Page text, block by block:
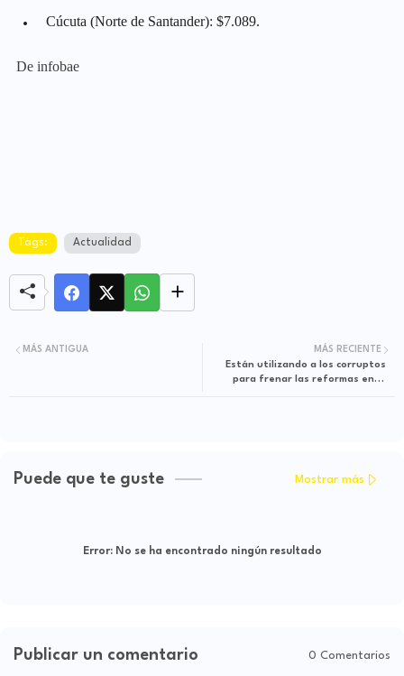
Cúcuta (Norte de Santander): $7.089.
De infobae
Tags: Actualidad
MÁS RECIENTE
Están utilizando a los corruptos
para frenar las reformas en el
MÁS ANTIGUA
Puede que te guste Mostrar más
Error:No se ha encontrado ningún resultado
Publicar un comentario 0 Comentarios